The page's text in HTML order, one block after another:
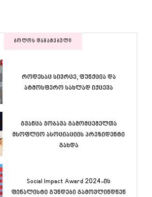
ᲑᲝᲚᲝᲡ ᲓᲐᲛᲐᲢᲔᲑᲣᲚᲘ
როდესაც სივრცე, ფუნქცია და
ატმოსფერო სახლად იქცევა
გვანცა ჯობავა გამომცემელთა
მსოფლიო ასოციაციის პრეზიდენტი
გახდა
Social Impact Award 2024-ის
ფინალისტი გუნდები გამოვლინდნენ